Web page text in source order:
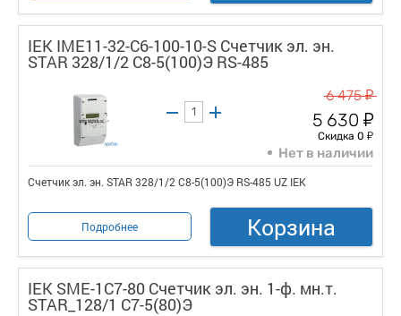
IEK IME11-32-C6-100-10-S Счетчик эл. эн.
STAR 328/1/2 С8-5(100)Э RS-485
6 475у
5 630 у
Скидка 0 у
Нет в наличии
Счетчик эл. эн. STAR 328/1/2 С8-5(100)Э RS-485 UZ IEK
Подробнее Корзина
IEK SME-1C7-80 Счетчик эл. эн. 1-ф. мн.т.
STAR_128/1 С7-5(80)Э